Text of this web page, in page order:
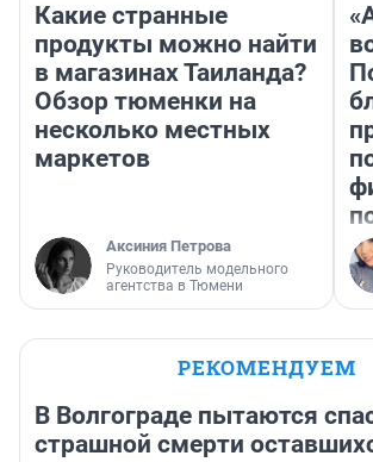
Какие странные
продукты можно найти
в магазинах Таиланда?
Обзор тюменки на
несколько местных
маркетов
Аксиния Петрова
Руководитель модельного
агентства в Тюмени
РЕКОМЕНДУЕМ
В Волгограде пытаются
страшной смерти